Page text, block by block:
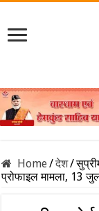
Home/देश/
प्रोफाइल मामला, 13